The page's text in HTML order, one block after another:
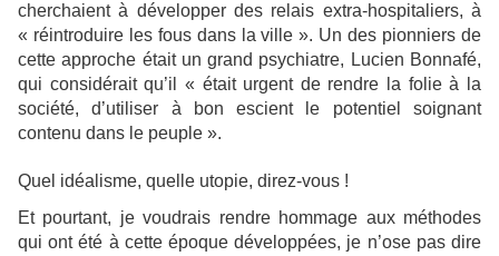
cherchaient à développer des relais extra-hospitaliers, à
« réintroduire les fous dans la ville ». Un des pionniers de
cette approche était un grand psychiatre, Lucien Bonnafé,
qui considérait qu’il « était urgent de rendre la folie à la
société, d’utiliser à bon escient le potentiel soignant
contenu dans le peuple ».
Quel idéalisme, quelle utopie, direz-vous !
Et pourtant, je voudrais rendre hommage aux méthodes
qui ont été à cette époque développées, je n’ose pas dire